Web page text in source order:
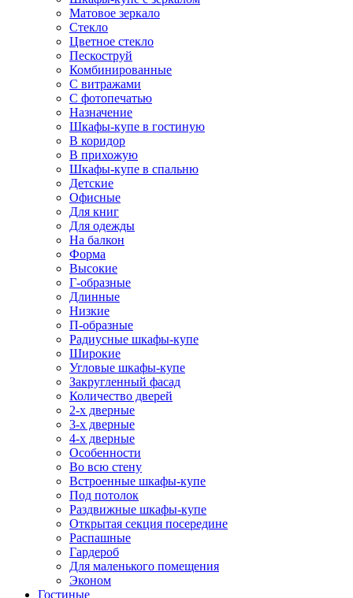
Матовое зеркало
Стекло
Цветное стекло
Пескоструй
Комбинированные
С витражами
С фотопечатью
Назначение
Шкафы-купе в гостиную
В коридор
В прихожую
Шкафы-купе в спальню
Детские
Офисные
Для книг
Для одежды
На балкон
Форма
Высокие
Г-образные
Длинные
Низкие
П-образные
Радиусные шкафы-купе
Широкие
Угловые шкафы-купе
Закругленный фасад
Количество дверей
2-х дверные
3-х дверные
4-х дверные
Особенности
Во всю стену
Встроенные шкафы-купе
Под потолок
Раздвижные шкафы-купе
Открытая секция посередине
Распашные
Гардероб
Для маленького помещения
Эконом
Гостиные